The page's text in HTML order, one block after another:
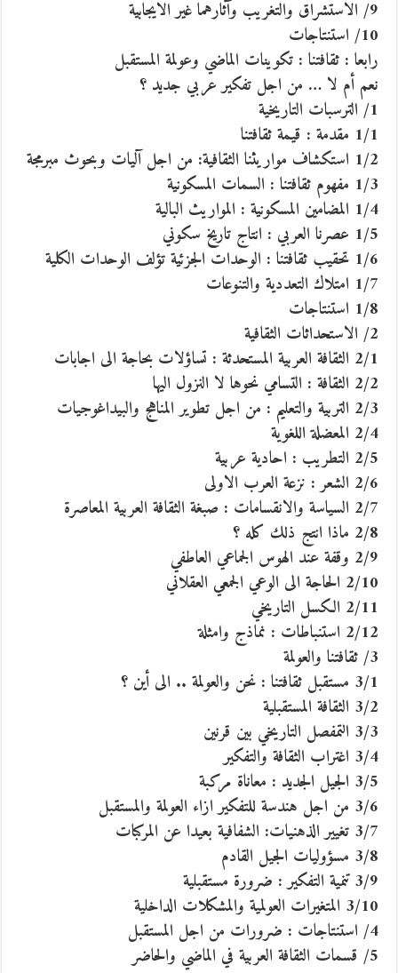
9/ الاستشراق والتغريب وآثارهما غير الايجابية
10/ استنتاجات
رابعا : ثقافتنا : تكوينات الماضي وعولمة المستقبل
نعم أم لا … من اجل تفكير عربي جديد ؟
1/ الترسبات التاريخية
1/1 مقدمة : قيمة ثقافتنا
1/2 استكشاف مواريثنا الثقافية: من اجل آليات وبحوث مبرمجة
1/3 مفهوم ثقافتنا : السمات المسكونية
1/4 المضامين المسكونية : المواريث البالية
1/5 عصرنا العربي : انتاج تاريخ سكوني
1/6 تحقيب ثقافتنا : الوحدات الجزئية تؤلف الوحدات الكلية
1/7 امتلاك التعددية والتنوعات
1/8 استنتاجات
2/ الاستحداثات الثقافية
2/1 الثقافة العربية المستحدثة : تساؤلات بحاجة الى اجابات
2/2 الثقافة : التسامي نحوها لا النزول اليها
2/3 التربية والتعليم : من اجل تطوير المناهج والبيداغوجيات
2/4 المعضلة اللغوية
2/5 التطريب : احادية عربية
2/6 الشعر : نزعة العرب الاولى
2/7 السياسة والانقسامات : صبغة الثقافة العربية المعاصرة
2/8 ماذا انتج ذلك كله ؟
2/9 وقفة عند الهوس الجماعي العاطفي
2/10 الحاجة الى الوعي الجمعي العقلاني
2/11 الكسل التاريخي
2/12 استنباطات : نماذج وامثلة
3/ ثقافتنا والعولمة
3/1 مستقبل ثقافتنا : نحن والعولمة .. الى أين ؟
3/2 الثقافة المستقبلية
3/3 التمفصل التاريخي بين قرنين
3/4 اغتراب الثقافة والتفكير
3/5 الجيل الجديد : معاناة مركبة
3/6 من اجل هندسة للتفكير ازاء العولمة والمستقبل
3/7 تغيير الذهنيات: الشفافية بعيدا عن المركبات
3/8 مسؤوليات الجيل القادم
3/9 تنمية التفكير : ضرورة مستقبلية
3/10 المتغيرات العولمية والمشكلات الداخلية
4/ استنتاجات : ضرورات من اجل المستقبل
5/ قسمات الثقافة العربية في الماضي والحاضر